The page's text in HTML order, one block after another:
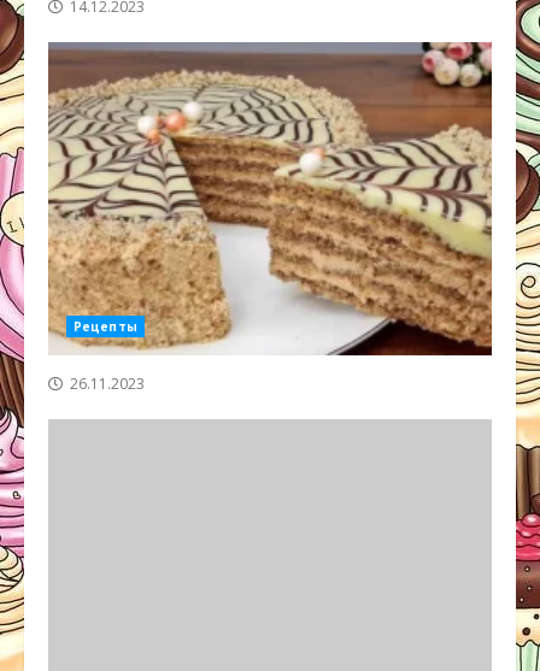
14.12.2023
Рецепты
26.11.2023